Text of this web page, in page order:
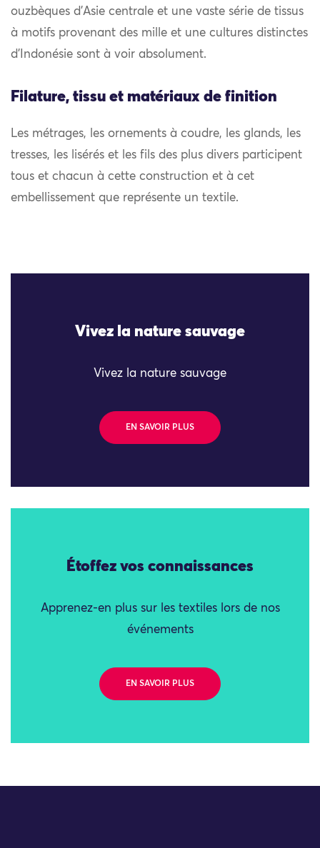
ouzbèques d’Asie centrale et une vaste série de tissus
à motifs provenant des mille et une cultures distinctes
d’Indonésie sont à voir absolument.
Filature, tissu et matériaux de finition
Les métrages, les ornements à coudre, les glands, les
tresses, les lisérés et les fils des plus divers participent
tous et chacun à cette construction et à cet
embellissement que représente un textile.
Vivez la nature sauvage
Vivez la nature sauvage
EN SAVOIR PLUS
Étoffez vos connaissances
Apprenez-en plus sur les textiles lors de nos
événements
EN SAVOIR PLUS